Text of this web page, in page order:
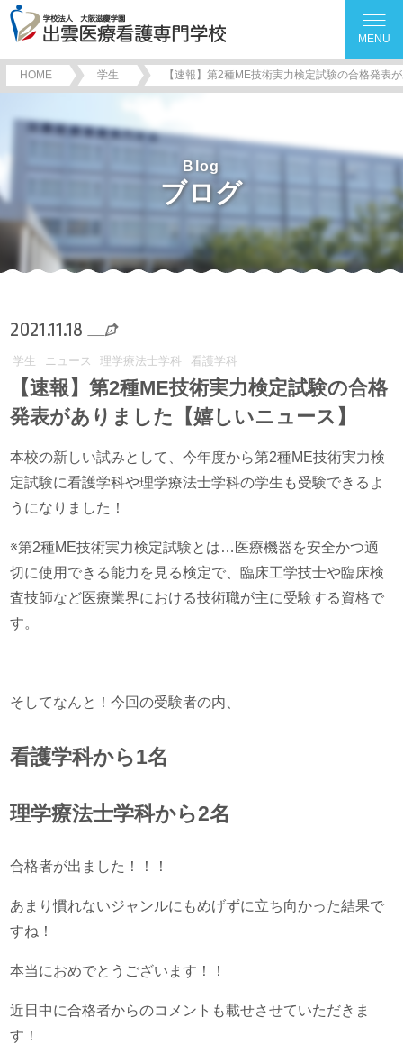
MENU
HOME 学生 【速報】第2種ME技術実力検定試験の合格発表
Blog
ブログ
2021.11.18
学生 ニュース 理学療法士学科 看護学科
【速報】第2種ME技術実力検定試験の合格
発表がありました【嬉しいニュース】
本校の新しい試みとして、今年度から第2種ME技術実力検
定試験に看護学科や理学療法士学科の学生も受験できるよ
うになりました！
※第2種ME技術実力検定試験とは…医療機器を安全かつ適
切に使用できる能力を見る検定で、臨床工学技士や臨床検
査技師など医療業界における技術職が主に受験する資格で
す。
そしてなんと！今回の受験者の内、
看護学科から1名
理学療法士学科から2名
合格者が出ました！！！
あまり慣れないジャンルにもめげずに立ち向かった結果で
すね！
本当におめでとうございます！！
近日中に合格者からのコメントも載せさせていただきま
す！